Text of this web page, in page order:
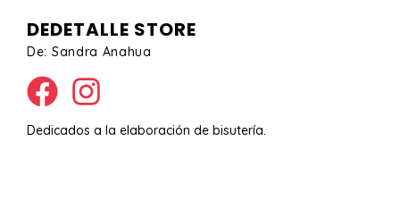
DEDETALLE STORE
De: Sandra Anahua
Dedicados a la elaboración de bisutería.